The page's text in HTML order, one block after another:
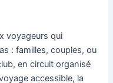
voyageurs qui
: familles, couples, ou
en circuit organisé
accessible, la